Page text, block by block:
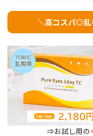
＼高コスパ◎乱
⇒お試し用の